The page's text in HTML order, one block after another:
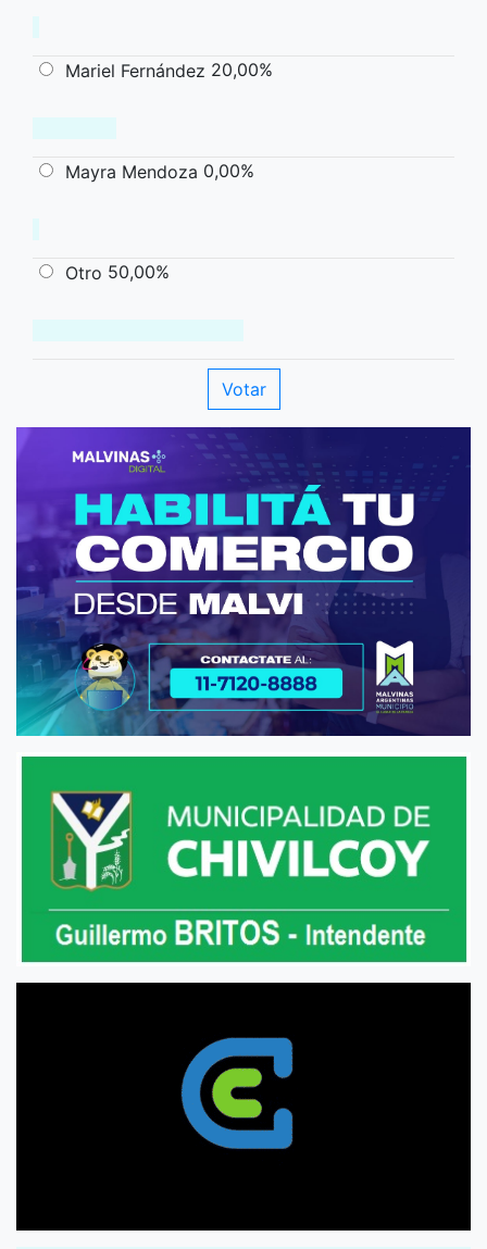
Mariel Fernández 20,00%
Mayra Mendoza 0,00%
Otro 50,00%